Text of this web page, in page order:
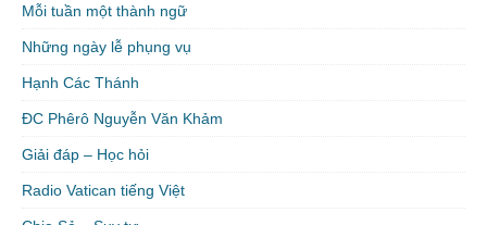
Mỗi tuần một thành ngữ
Những ngày lễ phụng vụ
Hạnh Các Thánh
ĐC Phêrô Nguyễn Văn Khảm
Giải đáp – Học hỏi
Radio Vatican tiếng Việt